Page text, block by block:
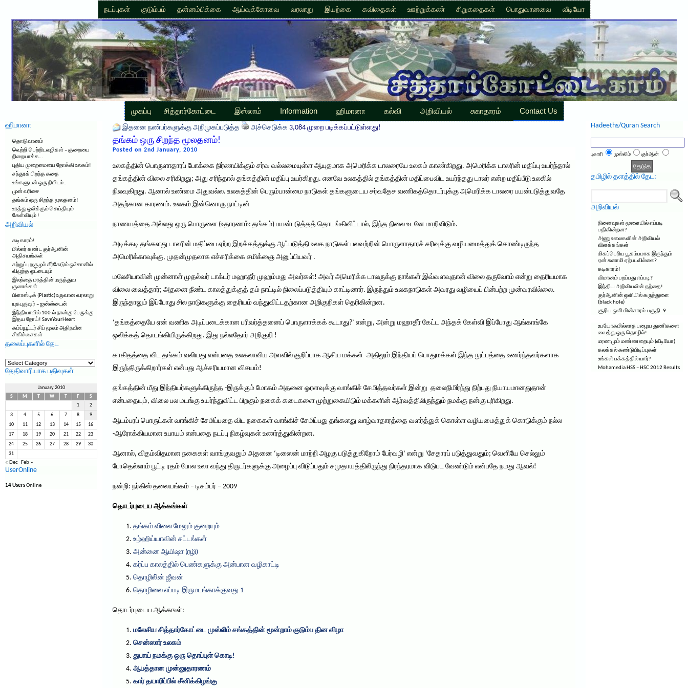
நடப்புகள் குடும்பம் தன்னம்பிக்கை ஆய்வுக்கோவை வரலாறு இயற்கை கவிதைகள் ஊற்றுக்கண் சிறுகதைகள் பொதுவானவை வீடியோ
முகப்பு சித்தார்கோட்டை இஸ்லாம் Information ஹிமானா கல்வி அறிவியல் சுகாதாரம் Contact Us
ஹிமானா
தொடுவானம்
வெற்றி பெற்றிடவழிகள் – குறையை
நிறையாக்க…
புதிய முறைமையை நோக்கி உலகம்!
சந்தூக் பிறந்த கதை
உங்களுடன் ஒரு நிமிடம்..
முன் வரிசை
தங்கம் ஒரு சிறந்த மூலதனம்!
உரத்து ஒலிக்கும் செய்தியும்
கேள்வியும் !
அறிவியல்
கடிகாரம்!
மில்லர் கண்ட குர்ஆனின்
அதிசயங்கள்
சுற்றுப்புறசூழல் சீர்கேடும் ஓசோனில்
விழுந்த ஓட்டையும்
இலந்தை மரத்தின் மருத்துவ
குணங்கள்
பிளாஸ்டிக் (Plastic) உருவான வரலாறு
யுகபுருஷர் – ஐன்ஸ்டைன்
இந்தியாவில் 100-ல் நான்கு பேருக்கு
இதய நோய்! SaveYourHeart
கம்ப்யூட்டர் சிப் மூலம் அதிநவீன
சிகிச்சைகள்
தலைப்புகளில் தேட
தலைப்புகளில்
தேட
தேதிவாரியாக பதிவுகள்
January 2010
S
M W F
S
1
2
3 4 5 6 7 8 9
10 11 12 13 14 15 16
17 18 19 20 21 22 23
24 25 26 27 28 29 30
31
« Dec Feb »
UserOnline
14 UsersOnline
இதனை நண்பர்களுக்கு அறிமுகப்படுத்த அச்செடுக்க 3,084 முறை படிக்கப்பட்டுள்ளது!
தங்கம் ஒரு சிறந்த மூலதனம்!
Posted on 2nd January, 2010
உலகத்தின் பொருளாதாரப் போக்கை நிர்ணயிக்கும் சர்வ வல்லமையுள்ள ஆயுதமாக அமெரிக்க டாலரையே உலகம் காண்கிறது. அமெரிக்க டாலரின் மதிப்பு உயர்ந்தால்
தங்கத்தின் விலை சரிகிறது; அது சரிந்தால் தங்கத்தின் மதிப்பு உயர்கிறது. எனவே உலகத்தில் தங்கத்தின் மதிப்பைவிட உயர்ந்தது டாலர் என்ற மதிப்பீடு உலகில்
நிலவுகிறது. ஆனால் உண்மை அதுவல்ல. உலகத்தின் பெரும்பான்மை நாடுகள் தங்களுடைய சர்வதேச வணிகத்தொடர்புக்கு அமெரிக்க டாலரை பயன்படுத்துவதே
அதற்கான காரணம். உலகம் இன்னொரு நாட்டின்
நாணயத்தை அல்லது ஒரு பொருளை (உதாரணம்: தங்கம்) பயன்படுத்தத் தொடங்கிவிட்டால், இந்த நிலை உடனே மாறிவிடும்.
அடிக்கடி தங்களது டாலரின் மதிப்பை ஏற்ற இறக்கத்துக்கு ஆட்படுத்தி உலக நாடுகள் பலவற்றின் பொருளாதாரச் சரிவுக்கு வழியமைத்துக் கொண்டிருந்த
அமெரிக்காவுக்கு, முதன்முதலாக எச்சரிக்கை சமிக்ஞை அனுப்பியவர் .
மலேசியாவின் முன்னாள் முதல்வர் டாக்டர் மஹாதீர் முஹம்மது அவர்கள்! அவர் அமெரிக்க டாலருக்கு நாங்கள் இவ்வளவுதான் விலை தருவோம் என்று தைரியமாக
விலை வைத்தார்; அதனை நீண்ட காலத்துக்குத் தம் நாட்டில் நிலைப்படுத்தியும் காட்டினார். இருந்தும் உலகநாடுகள் அவரது வழியைப் பின்பற்ற முன்வரவில்லை.
இருந்தாலும் இப்போது சில நாடுகளுக்கு தைரியம் வந்துவிட்டதற்கான அறிகுறிகள் தெரிகின்றன.
‘தங்கத்தையே ஏன் வணிக அடிப்படைக்கான பரிவர்த்தனைப் பொருளாக்கக் கூடாது?’ என்று, அன்று மஹாதீர் கேட்ட அந்தக் கேள்வி இப்போது ஆங்காங்கே
ஒலிக்கத் தொடங்கியிருக்கிறது. இது நல்லதோர் அறிகுறி !
காகிதத்தை விட தங்கம் வலியது என்பதை உலகலாவிய அளவில் குறிப்பாக ஆசிய மக்கள் -அதிலும் இந்தியப் பொதுமக்கள் இந்த நுட்பத்தை உணர்ந்தவர்களாக
இருந்திருக்கிறார்கள் என்பது ஆச்சரியமான விசயம்!
தங்கத்தின் மீது இந்தியர்களுக்கிருந்த -இருக்கும் மோகம் அதனை ஓரளவுக்கு வாங்கிச் சேமித்தவர்கள் இன்று தலைநிமிர்ந்து நிற்பது நியாயமானதுதான்
என்பதையும், விலை பல மடங்கு உயர்ந்துவிட்ட பிறகும் நகைக் கடைகளை முற்றுகையிடும் மக்களின் ஆர்வத்திலிருந்தும் நமக்கு நன்கு புரிகிறது.
ஆடம்பரப் பொருட்கள் வாங்கிச் சேமிப்பதை விட நகைகள் வாங்கிச் சேமிப்பது தங்களது வாழ்வாதாரத்தை வளர்த்துக் கொள்ள வழியமைத்துக் கொடுக்கும் நல்ல
-ஆரோக்கியமான உபாயம் என்பதை நடப்பு நிகழ்வுகள் உணர்த்துகின்றன.
ஆனால், விதம்விதமான நகைகள் வாங்குவதும் அதனை ‘டிஸைன் மாற்றி அழகு படுத்துகிறோம் பேர்வழி’ என்று ‘சேதாரப் படுத்துவதும்; வெளியே செல்லும்
போதெல்லாம் பூட்டி ரதம் போல உலா வந்து திருடர்களுக்கு அழைப்பு விடுப்பதும் சமுதாயத்திலிருந்து நிரந்தரமாக விடுபட வேண்டும் என்பதே நமது ஆவல்!
நன்றி: நர்கிஸ் தலையங்கம் – டிசம்பர் – 2009
தொடர்புடைய ஆக்கங்கள்
தங்கம் விலை மேலும் குறையும்
உழ்ஹிய்யாவின் சட்டங்கள்
அன்னை ஆயிஷா (ரழி)
கர்ப்ப காலத்தில் பெண்களுக்கு அன்பான வழிகாட்டி
தொழிலி்ன் ஜீவன்
தொழிலை எப்படி இருமடங்காக்குவது 1
தொடர்புடைய ஆக்கஙள்:
மலேசிய சித்தார்கோட்டை முஸ்லிம் சங்கத்தின் மூன்றாம் குடும்ப தின விழா
சென்ஸார் உலகம்
துபாய் நமக்கு ஒரு தொப்புள் கொடி!
ஆபத்தான முன்னுதாரணம்
கார் தயாரிப்பில் சீனிக்கிழங்கு
Hadeeths/Quran Search
புகாரி முஸ்லிம் குர்ஆன்
தமிழில் தளத்தில் தேட:
அறிவியல்
நினைவுகள் மூளையில் எப்படி
பதிகின்றன?
அணு உலைகளின் அறிவியல்
விளக்கங்கள்
மிகப்பெரிய பூகம்பமாக இருந்தும்
ஏன் சுனாமி ஏற்படவில்லை?
கடிகாரம்!
விமானம் பறப்பது எப்படி?
இந்திய அறிவியலின் தந்தை!
குர்ஆனின் ஒளியில் கருந்துளை
(black hole)
சூரிய ஒளி மின்சாரம்-பகுதி. 9
உபயோகமில்லாத பழைய துணிகளை
வைத்து ஒரு தொழில்!
மரணமும் மண்ணறையும் (வீடியோ)
கலக்கல் கண்டுபிடிப்புகள்
உங்கள் பக்கத்தில் யார்?
Mohamedia HSS – HSC 2012 Results